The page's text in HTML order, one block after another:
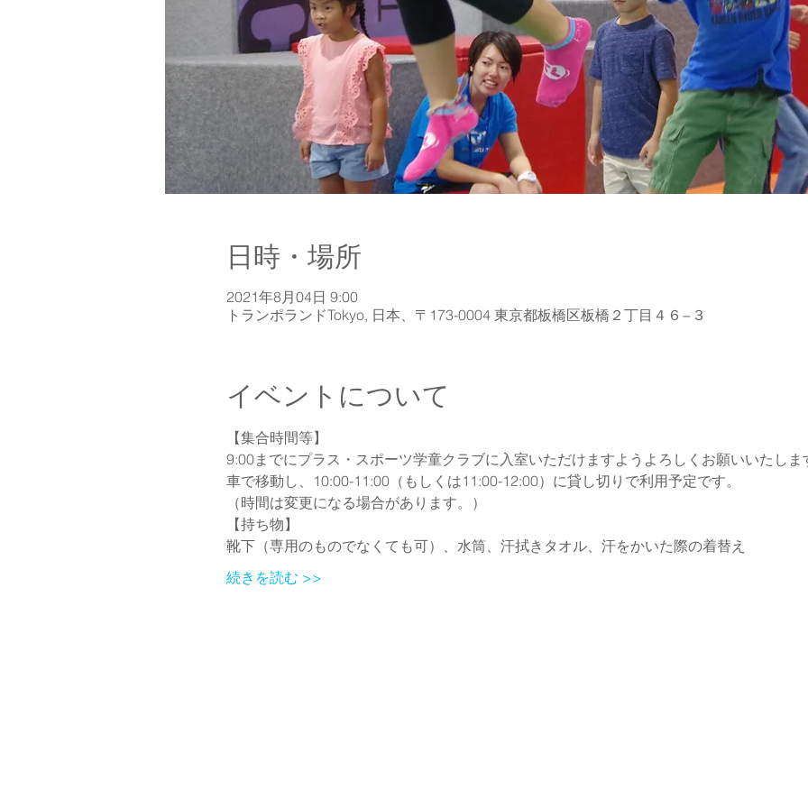
日時・場所
2021年8月04日 9:00
トランポランドTokyo, 日本、〒173-0004 東京都板橋区板橋２丁目４６−３
イベントについて
【集合時間等】
9:00までにプラス・スポーツ学童クラブに入室いただけますようよろしくお願いいたしま
車で移動し、10:00-11:00（もしくは11:00-12:00）に貸し切りで利用予定です。
（時間は変更になる場合があります。）
【持ち物】
靴下（専用のものでなくても可）、水筒、汗拭きタオル、汗をかいた際の着替え
続きを読む >>